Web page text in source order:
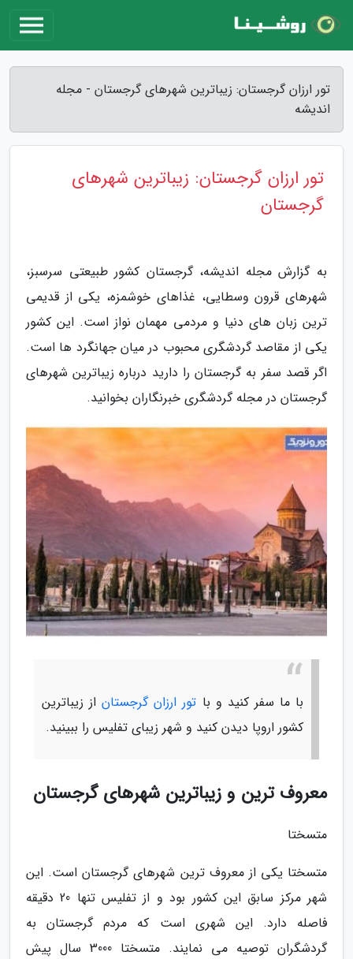
تور ارزان گرجستان: زیباترین شهرهای گرجستان - مجله
اندیشه
تور ارزان گرجستان: زیباترین شهرهای
گرجستان
به گزارش مجله اندیشه، گرجستان کشور طبیعتی سرسبز،
شهرهای قرون وسطایی، غذاهای خوشمزه، یکی از قدیمی
ترین زبان های دنیا و مردمی مهمان نواز است. این کشور
یکی از مقاصد گردشگری محبوب در میان جهانگرد ها است.
اگر قصد سفر به گرجستان را دارید درباره زیباترین شهرهای
گرجستان در مجله گردشگری خبرنگاران بخوانید.
با ما سفر کنید و با تور ارزان گرجستاناز زیباترین
کشور اروپا دیدن کنید و شهر زیبای تفلیس را ببینید.
معروف ترین و زیباترین شهرهای گرجستان
متسختا
متسختا یکی از معروف ترین شهرهای گرجستان است. این
شهر مرکز سابق این کشور بود و از تفلیس تنها 20 دقیقه
فاصله دارد. این شهری است که مردم گرجستان به
گردشگران توصیه می نمایند. متسختا 3000 سال پیش